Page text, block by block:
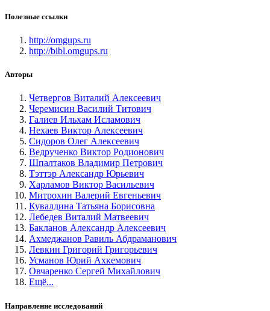
Полезные ссылки
http://omgups.ru
http://bibl.omgups.ru
Авторы
Четвергов Виталий Алексеевич
Черемисин Василий Титович
Галиев Ильхам Исламович
Нехаев Виктор Алексеевич
Сидоров Олег Алексеевич
Ведрученко Виктор Родионович
Шпалтаков Владимир Петрович
Тэттэр Александр Юрьевич
Харламов Виктор Васильевич
Митрохин Валерий Евгеньевич
Кувалдина Татьяна Борисовна
Лебедев Виталий Матвеевич
Бакланов Александр Алексеевич
Ахмеджанов Равиль Абдраманович
Левкин Григорий Григорьевич
Усманов Юрий Ахкемович
Овчаренко Сергей Михайлович
Ещё...
Направление исследований